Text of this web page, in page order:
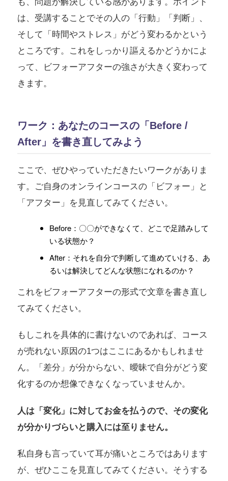
は、受講することでその人の「行動」「判断」、
そして「時間やストレス」がどう変わるかという
ところです。これをしっかり謳えるかどうかによ
って、ビフォーアフターの強さが大きく変わって
きます。
ワーク：あなたのコースの「Before /
After」を書き直してみよう
ここで、ぜひやっていただきたいワークがありま
す。ご自身のオンラインコースの「ビフォー」と
「アフター」を見直してみてください。
Before：〇〇ができなくて、どこで足踏みして
いる状態か？
After：それを自分で判断して進めていける、あ
るいは解決してどんな状態になれるのか？
これをビフォーアフターの形式で文章を書き直し
てみてください。
もしこれを具体的に書けないのであれば、コース
が売れない原因の1つはここにあるかもしれませ
ん。「差分」が分からない、曖昧で自分がどう変
化するのか想像できなくなっていませんか。
人は「変化」に対してお金を払うので、その変化
が分かりづらいと購入には至りません。
私自身も言っていて耳が痛いところではあります
が、ぜひここを見直してみてください。そうする